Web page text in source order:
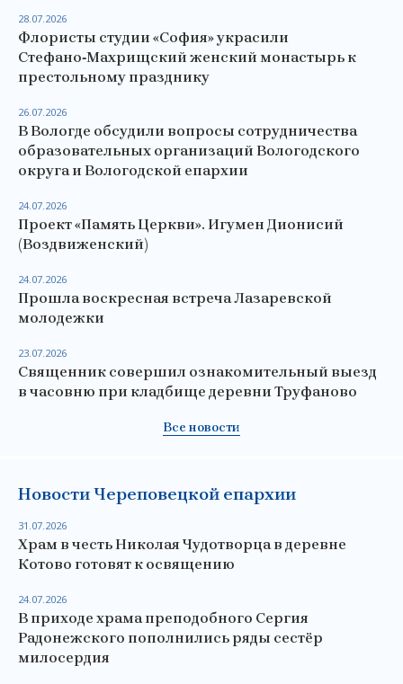
Флористы студии «София» украсили
Стефано‑Махрищский женский монастырь к
престольному празднику
28.07.2026
В Вологде обсудили вопросы сотрудничества
образовательных организаций Вологодского
округа и Вологодской епархии
26.07.2026
Проект «Память Церкви». Игумен Дионисий
(Воздвиженский)
24.07.2026
Прошла воскресная встреча Лазаревской
молодежки
24.07.2026
Священник совершил ознакомительный выезд
в часовню при кладбище деревни Труфаново
23.07.2026
Все новости
Новости Череповецкой епархии
Храм в честь Николая Чудотворца в деревне
Котово готовят к освящению
31.07.2026
В приходе храма преподобного Сергия
Радонежского пополнились ряды сестёр
милосердия
24.07.2026